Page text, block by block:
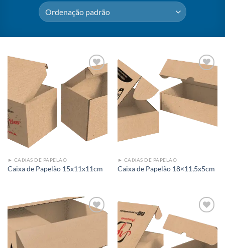
Add to
wishlist
► CAIXAS DE PAPELÃO
Caixa de Papelão 15x11x11cm
wishlist
► CAIXAS DE PAPELÃO
Caixa de Papelão 18×11,5x5cm
wishlist